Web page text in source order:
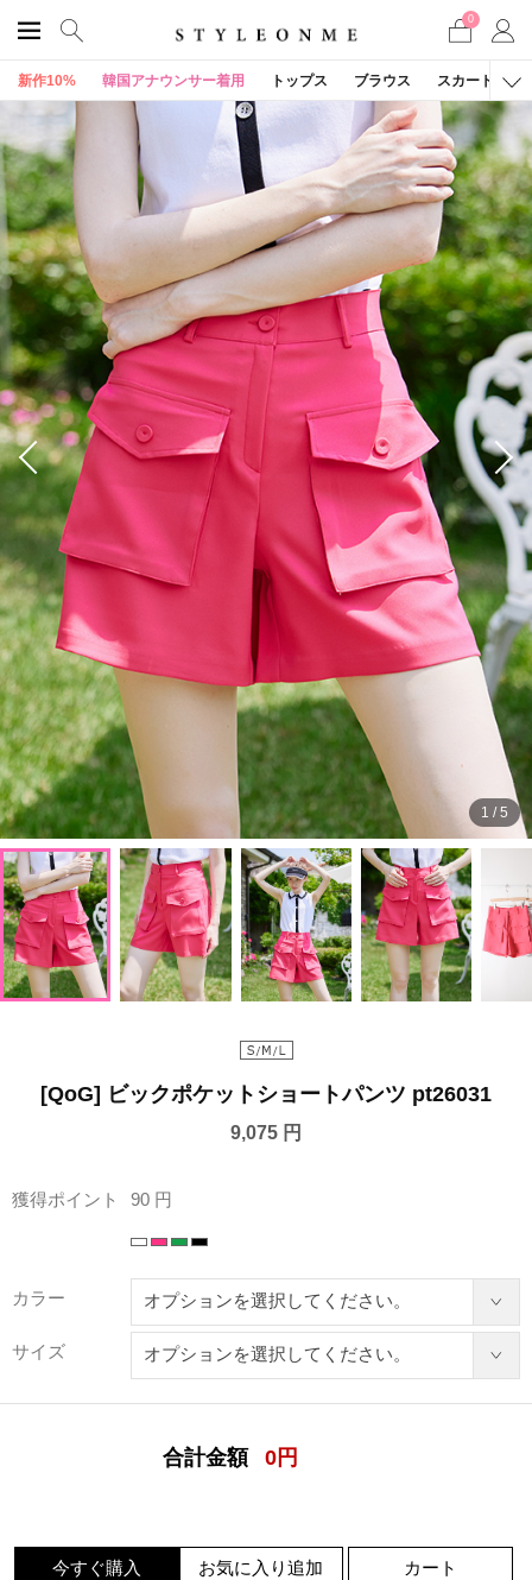
0
新作10% 韓国アナウンサー着用 トップス ブラウス スカート
1 /5
[QoG] ビックポケットショートパンツ pt26031
9,075 円
獲得ポイント 90 円
カラー
サイズ
合計金額 0 円
今すぐ購入 お気に入り追加 カート